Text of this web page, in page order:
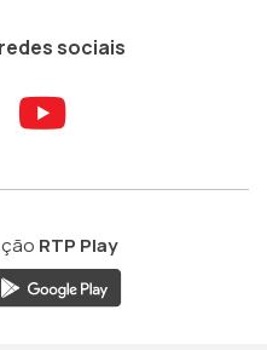
sociais
ao ao
Aceder
RTP Play